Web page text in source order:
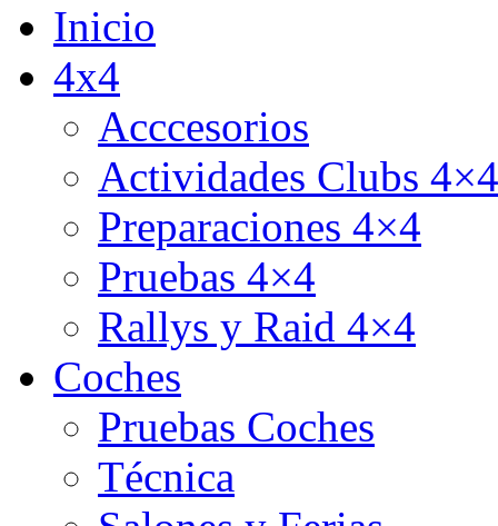
Inicio
4x4
Acccesorios
Actividades Clubs 4×4
Preparaciones 4×4
Pruebas 4×4
Rallys y Raid 4×4
Coches
Pruebas Coches
Técnica